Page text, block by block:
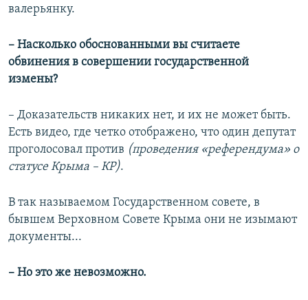
валерьянку.
– Насколько обоснованными вы считаете
обвинения в совершении государственной
измены?
– Доказательств никаких нет, и их не может быть.
Есть видео, где четко отображено, что один депутат
проголосовал против (проведения «референдума» о
статусе Крыма – КР).
В так называемом Государственном совете, в
бывшем Верховном Совете Крыма они не изымают
документы...
– Но это же невозможно.